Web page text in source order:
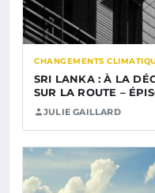
CHANGEMENTS
SRI LANKA : À LA
SUR LA ROUTE –
JULIE GAILLARD